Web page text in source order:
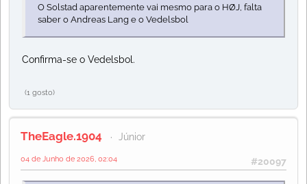
O Solstad aparentemente vai mesmo para o HØJ, falta
saber o Andreas Lang e o Vedelsbol
Confirma-se o Vedelsbol.
(1 gosto)
TheEagle.1904 Júnior
#20097
04 de Junho de 2026, 02:04